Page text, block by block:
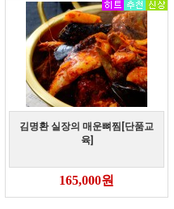
김명환 실장의 매운뼈찜[단품교
육]
165,000원